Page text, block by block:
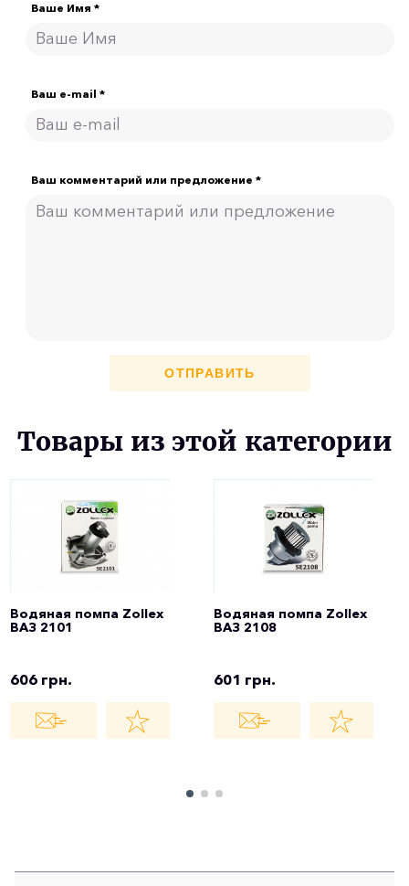
Ваше Имя *
Ваш e-mail *
Ваш комментарий или предложение *
ОТПРАВИТЬ
Товары из этой категории
Водяная помпа Zollex
ВАЗ 2101
606 грн.
Водяная помпа Zollex
ВАЗ 2108
601 грн.